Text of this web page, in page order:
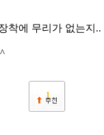
착에 무리가 없는지..
1